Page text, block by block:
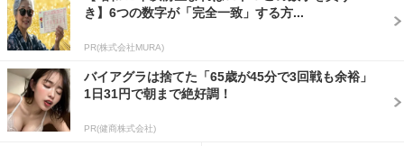
き】6つの数字が「完全一致」する方...
PR(株式会社MURA)
バイアグラは捨てた「65歳が45分で3回戦も余裕」
1日31円で朝まで絶好調！
PR(健商株式会社)